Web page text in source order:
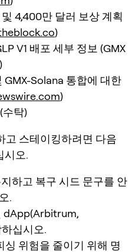
4,400만 달러 보상 계획
)
V1 배포 세부 정보 (GMX
)
Solana 통합에 대한
)
수탁)
고 스테이킹하려면 다음
시오.
하고 복구 시드 문구를 안
.
dApp(Arbitrum,
십시오.
위험을 줄이기 위해 명